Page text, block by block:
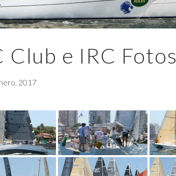
Club e IRC Fotos
2017